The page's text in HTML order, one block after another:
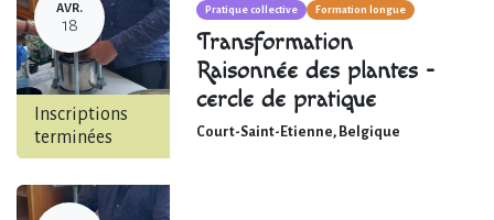
AVR.
18
Inscriptions
terminées
Pratique collective Formation longue
Transformation
Raisonnée des plantes -
cercle de pratique
Court-Saint-Etienne, Belgique